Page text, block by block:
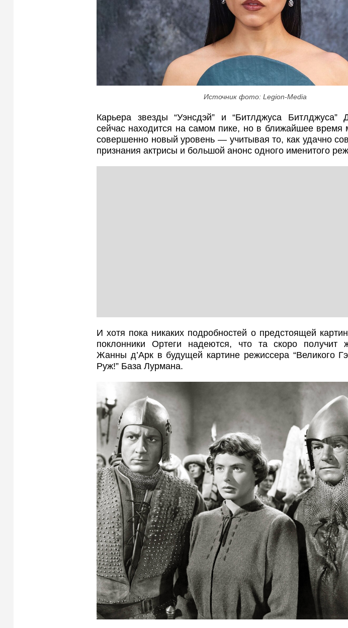
Источник фото: Legion-Media
Карьера звезды “Уэнсдэй” и “Битлджуса Битлджуса”
сейчас находится на самом пике, но в ближайшее время
совершенно новый уровень — учитывая то, как удачно
признания актрисы и большой анонс одного именитого
И хотя пока никаких подробностей о предстоящей
поклонники Ортеги надеются, что та скоро получит
Жанны д’Арк в будущей картине режиссера “Великого
Руж!” База Лурмана.